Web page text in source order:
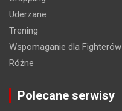
Uderzane
Trening
Wspomaganie dla Fighterów
Różne
Polecane serwisy